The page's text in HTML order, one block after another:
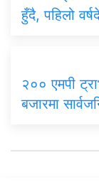
हुँदै, पहिलो
२०० एमपी
बजारमा